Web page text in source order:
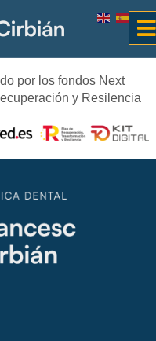
por los fondos Next
y Resilencia